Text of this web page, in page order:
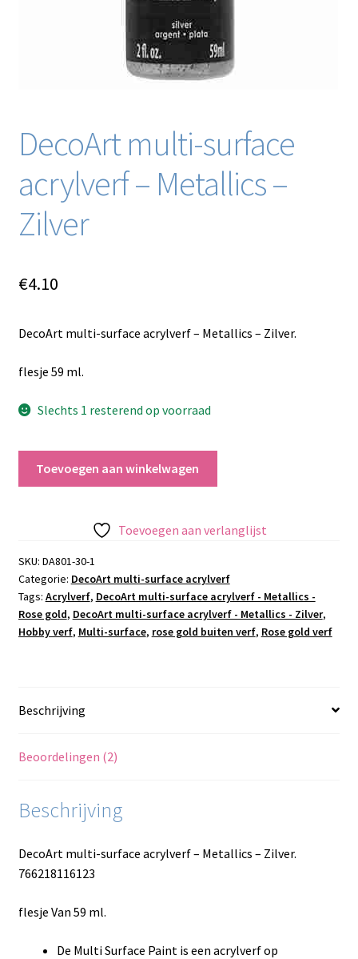
DecoArt multi-surface
acrylverf – Metallics –
Zilver
€4.10
DecoArt multi-surface acrylverf – Metallics – Zilver.
flesje 59 ml.
Slechts 1 resterend op voorraad
Metallics
-
Zilver
aantal
Toevoegen aan winkelwagen
Toevoegen aan verlanglijst
SKU: DA801-30-1
Categorie: DecoArt multi-surface acrylverf
Tags: Acrylverf, DecoArt multi-surface acrylverf - Metallics -
Rose gold, DecoArt multi-surface acrylverf - Metallics - Zilver,
Hobby verf, Multi-surface, rose gold buiten verf, Rose gold verf
Beschrijving
Beoordelingen (2)
Beschrijving
DecoArt multi-surface acrylverf – Metallics – Zilver.
766218116123
flesje Van 59 ml.
De Multi Surface Paint is een acrylverf op